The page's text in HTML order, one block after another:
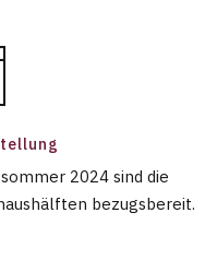
2024 sind die
bezugsbereit.